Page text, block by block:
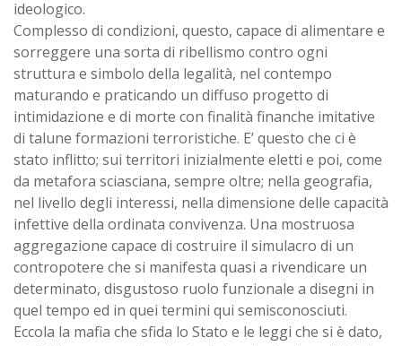
ideologico.
Complesso di condizioni, questo, capace di alimentare e
sorreggere una sorta di ribellismo contro ogni
struttura e simbolo della legalità, nel contempo
maturando e praticando un diffuso progetto di
intimidazione e di morte con finalità finanche imitative
di talune formazioni terroristiche. E’ questo che ci è
stato inflitto; sui territori inizialmente eletti e poi, come
da metafora sciasciana, sempre oltre; nella geografia,
nel livello degli interessi, nella dimensione delle capacità
infettive della ordinata convivenza. Una mostruosa
aggregazione capace di costruire il simulacro di un
contropotere che si manifesta quasi a rivendicare un
determinato, disgustoso ruolo funzionale a disegni in
quel tempo ed in quei termini qui semisconosciuti.
Eccola la mafia che sfida lo Stato e le leggi che si è dato,